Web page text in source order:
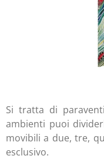
Si tratta di
ambienti puoi
movibili a due, tre,
esclusivo.